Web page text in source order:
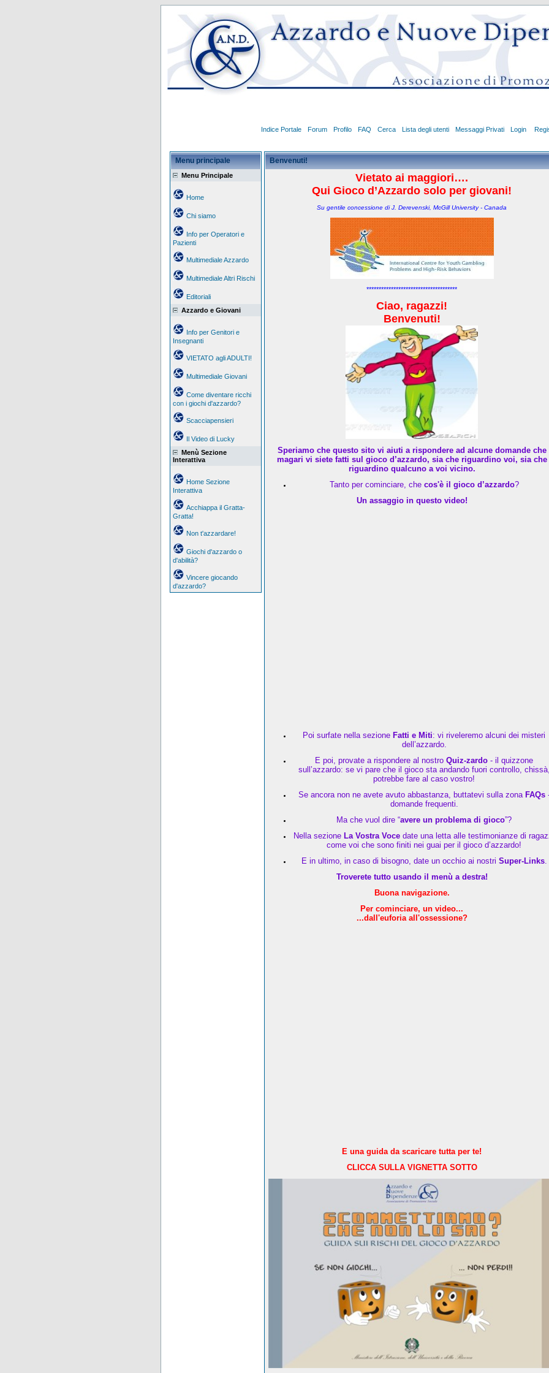
Indice Portale Forum Profilo FAQ Cerca Lista degli utenti Messaggi Privati Login
Menu principale
Menu Principale
Home
Chi siamo
Info per Operatori e
Pazienti
Multimediale Azzardo
Multimediale Altri Rischi
Editoriali
Azzardo e Giovani
Info per Genitori e
Insegnanti
VIETATO agli ADULTI!
Multimediale Giovani
Come diventare ricchi
con i giochi d'azzardo?
Scacciapensieri
Il Video di Lucky
Menù Sezione
Interattiva
Home Sezione
Interattiva
Acchiappa il Gratta-
Gratta!
Non t'azzardare!
Giochi d'azzardo o
d'abilità?
Vincere giocando
d'azzardo?
Benvenuti!
Vietato ai maggiori….
Qui Gioco d’Azzardo solo per giovani!
Su gentile concessione di J. Derevenski, McGill University - Canada
*************************************
Ciao, ragazzi!
Benvenuti!
Speriamo che questo sito vi aiuti a rispondere ad alcune domande che
magari vi siete fatti sul gioco d’azzardo, sia che riguardino voi, sia che
riguardino qualcuno a voi vicino.
Tanto per cominciare, che cos'è il gioco d’azzardo?
Un assaggio in questo video!
Poi surfate nella sezione Fatti e Miti: vi riveleremo alcuni dei misteri
dell’azzardo.
E poi, provate a rispondere al nostro Quiz-zardo - il quizzone
sull’azzardo: se vi pare che il gioco sta andando fuori controllo,
potrebbe fare al caso vostro!
Se ancora non ne avete avuto abbastanza, buttatevi sulla zona FAQs
domande frequenti.
Ma che vuol dire “avere un problema di gioco”?
Nella sezione La Vostra Voce date una letta alle testimonianze di
come voi che sono finiti nei guai per il gioco d’azzardo!
E in ultimo, in caso di bisogno, date un occhio ai nostri Super-Links.
Troverete tutto usando il menù a destra!
Buona navigazione.
Per cominciare, un video...
...dall'euforia all'ossessione?
E una guida da scaricare tutta per te!
CLICCA SULLA VIGNETTA SOTTO